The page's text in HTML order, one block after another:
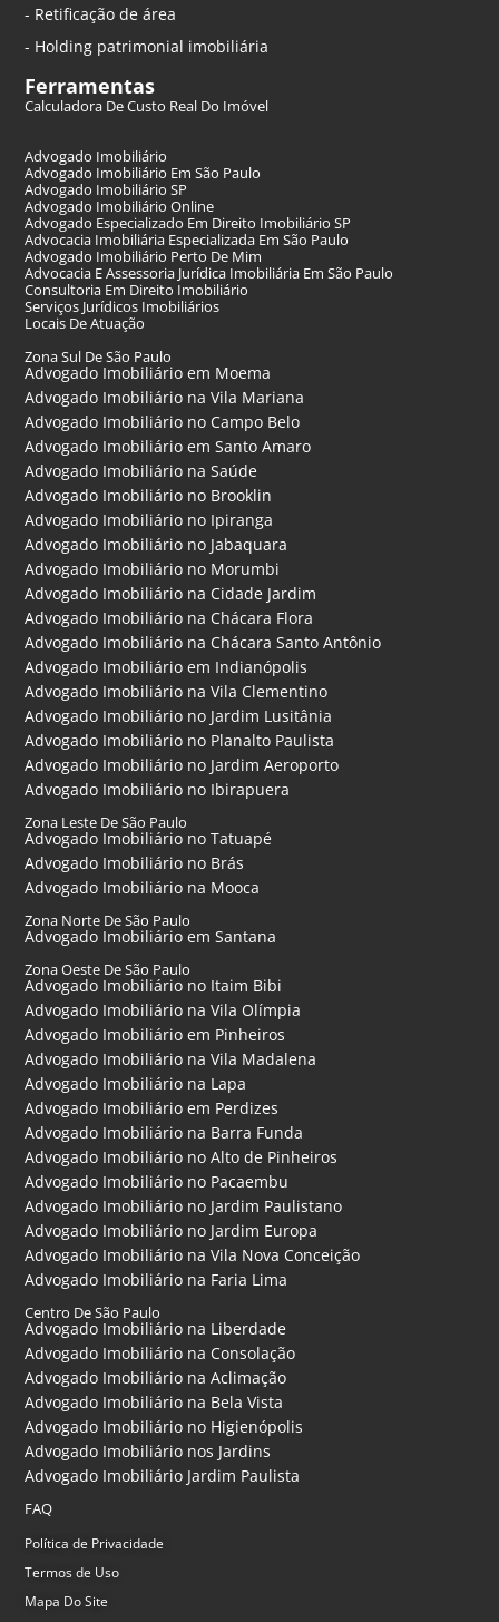
- Retificação de área
- Holding patrimonial imobiliária
Ferramentas
Calculadora De Custo Real Do Imóvel
Advogado Imobiliário
Advogado Imobiliário Em São Paulo
Advogado Imobiliário SP
Advogado Imobiliário Online
Advogado Especializado Em Direito Imobiliário SP
Advocacia Imobiliária Especializada Em São Paulo
Advogado Imobiliário Perto De Mim
Advocacia E Assessoria Jurídica Imobiliária Em São Paulo
Consultoria Em Direito Imobiliário
Serviços Jurídicos Imobiliários
Locais De Atuação
Zona Sul De São Paulo
Advogado Imobiliário em Moema
Advogado Imobiliário na Vila Mariana
Advogado Imobiliário no Campo Belo
Advogado Imobiliário em Santo Amaro
Advogado Imobiliário na Saúde
Advogado Imobiliário no Brooklin
Advogado Imobiliário no Ipiranga
Advogado Imobiliário no Jabaquara
Advogado Imobiliário no Morumbi
Advogado Imobiliário na Cidade Jardim
Advogado Imobiliário na Chácara Flora
Advogado Imobiliário na Chácara Santo Antônio
Advogado Imobiliário em Indianópolis
Advogado Imobiliário na Vila Clementino
Advogado Imobiliário no Jardim Lusitânia
Advogado Imobiliário no Planalto Paulista
Advogado Imobiliário no Jardim Aeroporto
Advogado Imobiliário no Ibirapuera
Zona Leste De São Paulo
Advogado Imobiliário no Tatuapé
Advogado Imobiliário no Brás
Advogado Imobiliário na Mooca
Zona Norte De São Paulo
Advogado Imobiliário em Santana
Zona Oeste De São Paulo
Advogado Imobiliário no Itaim Bibi
Advogado Imobiliário na Vila Olímpia
Advogado Imobiliário em Pinheiros
Advogado Imobiliário na Vila Madalena
Advogado Imobiliário na Lapa
Advogado Imobiliário em Perdizes
Advogado Imobiliário na Barra Funda
Advogado Imobiliário no Alto de Pinheiros
Advogado Imobiliário no Pacaembu
Advogado Imobiliário no Jardim Paulistano
Advogado Imobiliário no Jardim Europa
Advogado Imobiliário na Vila Nova Conceição
Advogado Imobiliário na Faria Lima
Centro De São Paulo
Advogado Imobiliário na Liberdade
Advogado Imobiliário na Consolação
Advogado Imobiliário na Aclimação
Advogado Imobiliário na Bela Vista
Advogado Imobiliário no Higienópolis
Advogado Imobiliário nos Jardins
Advogado Imobiliário Jardim Paulista
FAQ
Política de Privacidade
Termos de Uso
Mapa Do Site